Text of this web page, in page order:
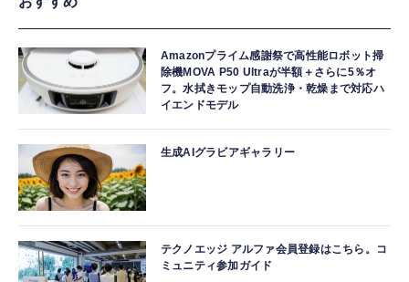
Amazonプライム感謝祭で高性能ロボット掃
除機MOVA P50 Ultraが半額＋さらに5％オ
フ。水拭きモップ自動洗浄・乾燥まで対応ハ
イエンドモデル
生成AIグラビアギャラリー
テクノエッジ アルファ会員登録はこちら。コ
ミュニティ参加ガイド